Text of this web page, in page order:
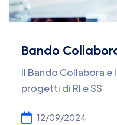
Bando
Il Bando Collabora e
progetti di RI e SS
12/09/2024